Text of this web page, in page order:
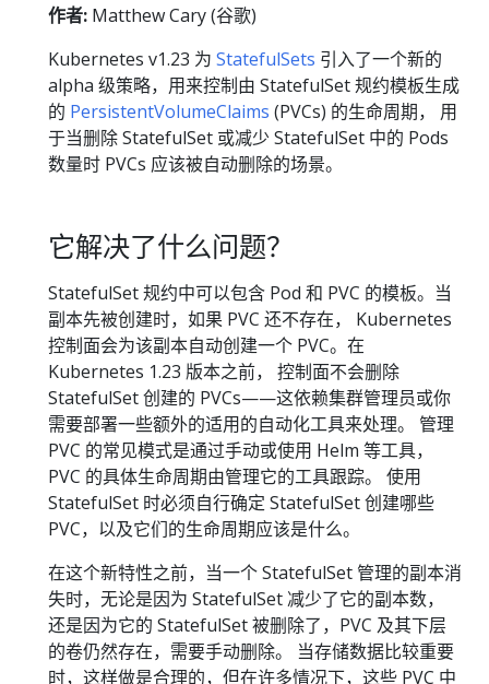
作者: Matthew Cary (谷歌)
Kubernetes v1.23 为 StatefulSets 引入了一个新的
alpha 级策略，用来控制由 StatefulSet 规约模板生成
的 PersistentVolumeClaims (PVCs) 的生命周期， 用
于当删除 StatefulSet 或减少 StatefulSet 中的 Pods
数量时 PVCs 应该被自动删除的场景。
它解决了什么问题？
StatefulSet 规约中可以包含 Pod 和 PVC 的模板。当
副本先被创建时，如果 PVC 还不存在， Kubernetes
控制面会为该副本自动创建一个 PVC。在
Kubernetes 1.23 版本之前， 控制面不会删除
StatefulSet 创建的 PVCs——这依赖集群管理员或你
需要部署一些额外的适用的自动化工具来处理。 管理
PVC 的常见模式是通过手动或使用 Helm 等工具，
PVC 的具体生命周期由管理它的工具跟踪。 使用
StatefulSet 时必须自行确定 StatefulSet 创建哪些
PVC，以及它们的生命周期应该是什么。
在这个新特性之前，当一个 StatefulSet 管理的副本消
失时，无论是因为 StatefulSet 减少了它的副本数，
还是因为它的 StatefulSet 被删除了，PVC 及其下层
的卷仍然存在，需要手动删除。 当存储数据比较重要
时，这样做是合理的，但在许多情况下，这些 PVC 中